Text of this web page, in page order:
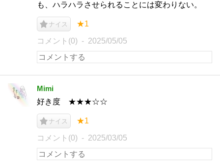
も、ハラハラさせられることには変わりない。
ナイス ★1
コメント(0) 2025/05/05
Mimi
好き度 ★★★☆☆
ナイス ★1
コメント(0) 2025/03/05